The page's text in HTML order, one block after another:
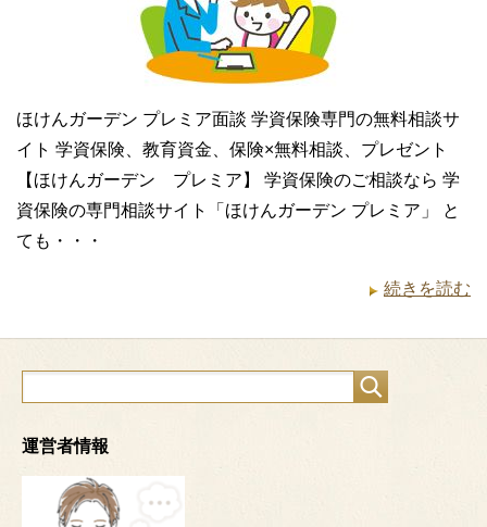
ほけんガーデン プレミア面談 学資保険専門の無料相談サ
イト 学資保険、教育資金、保険×無料相談、プレゼント
【ほけんガーデン プレミア】 学資保険のご相談なら 学
資保険の専門相談サイト「ほけんガーデン プレミア」 と
ても・・・
続きを読む
運営者情報